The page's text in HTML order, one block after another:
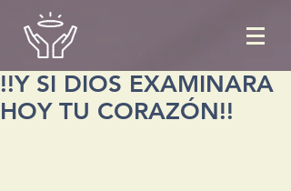
!!Y SI DIOS EXAMINARA
HOY TU CORAZÓN!!